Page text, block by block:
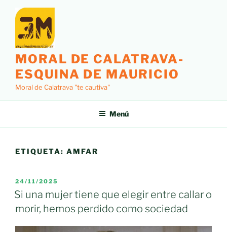
contenido
MORAL DE CALATRAVA-
ESQUINA DE MAURICIO
Moral de Calatrava "te cautiva"
Menú
ETIQUETA: AMFAR
PUBLICADO
EL
24/11/2025
Si una mujer tiene que elegir entre callar o
morir, hemos perdido como sociedad